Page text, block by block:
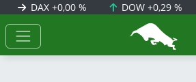
DAX +0,00 % DOW+0,29 %
BörsenNEWS.de